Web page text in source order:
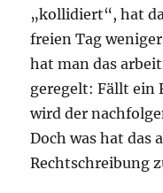
„kollidiert“, hat
freien Tag
hat man das
geregelt: Fällt ein
wird der
Doch was hat das
Rechtschreibung